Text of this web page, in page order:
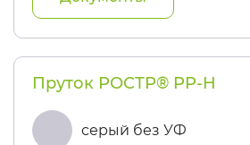
Пруток РОСТР® PP-H
серый без УФ